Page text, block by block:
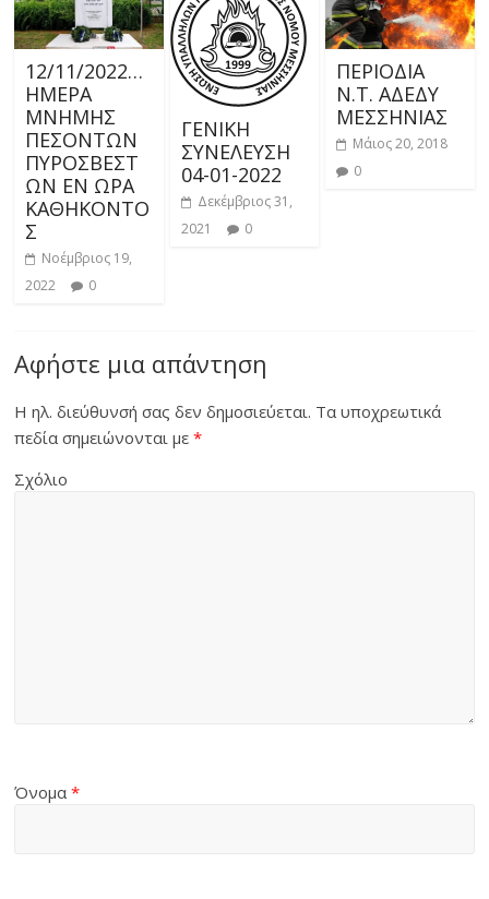
12/11/2022…
ΗΜΕΡΑ
ΜΝΗΜΗΣ
ΠΕΣΟΝΤΩΝ
ΠΥΡΟΣΒΕΣΤ
ΩΝ ΕΝ ΩΡΑ
ΚΑΘΗΚΟΝΤΟ
Σ
Νοέμβριος 19,
2022
0
ΓΕΝΙΚΗ
ΣΥΝΕΛΕΥΣΗ
04-01-2022
Δεκέμβριος 31,
2021
0
ΠΕΡΙΟΔΙΑ
Ν.Τ. ΑΔΕΔΥ
ΜΕΣΣΗΝΙΑΣ
Μάιος 20, 2018
0
Αφήστε μια απάντηση
Η ηλ. διεύθυνσή σας δεν δημοσιεύεται. Τα υποχρεωτικά
πεδία σημειώνονται με*
Σχόλιο
Όνομα*